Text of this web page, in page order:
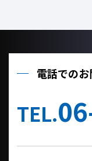
電話での
TEL.